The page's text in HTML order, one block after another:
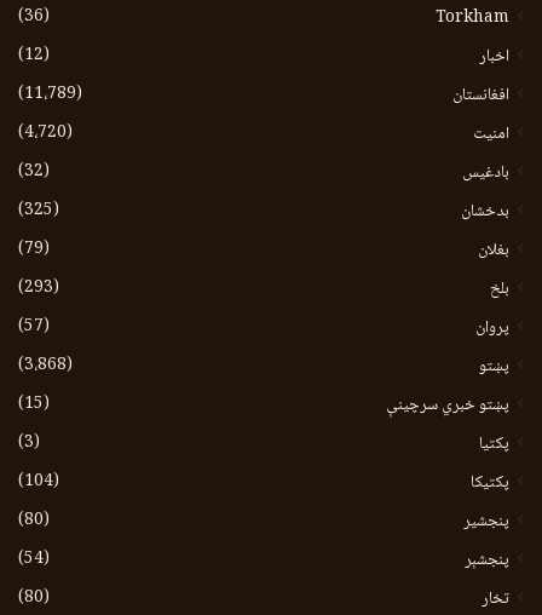
Torkham
(36)
اخبار
(12)
افغانستان
(11،789)
امنیت
(4،720)
بادغیس
(32)
بدخشان
(325)
بغلان
(79)
بلخ
(293)
پروان
(57)
پښتو
(3،868)
پښتو خبري سرچينې
(15)
پکتيا
(3)
پکتیکا
(104)
پنجشیر
(80)
پنجشېر
(54)
تخار
(80)